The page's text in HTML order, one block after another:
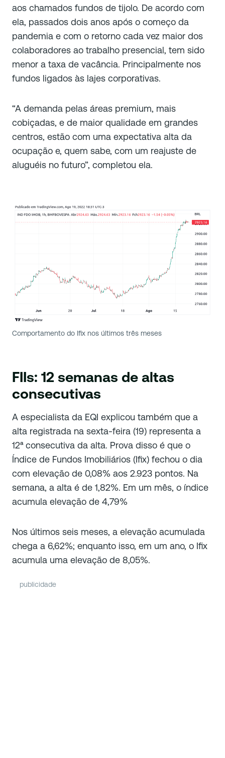
aos chamados fundos de tijolo. De acordo com
ela, passados dois anos após o começo da
pandemia e com o retorno cada vez maior dos
colaboradores ao trabalho presencial, tem sido
menor a taxa de vacância. Principalmente nos
fundos ligados às lajes corporativas.
“A demanda pelas áreas premium, mais
cobiçadas, e de maior qualidade em grandes
centros, estão com uma expectativa alta da
ocupação e, quem sabe, com um reajuste de
aluguéis no futuro”, completou ela.
Comportamento do Ifix nos últimos três meses
FIIs: 12 semanas de altas
consecutivas
A especialista da EQI explicou também que a
alta registrada na sexta-feira (19) representa a
12ª consecutiva da alta. Prova disso é que o
Índice de Fundos Imobiliários (Ifix) fechou o dia
com elevação de 0,08% aos 2.923 pontos. Na
semana, a alta é de 1,82%. Em um mês, o índice
acumula elevação de 4,79%
Nos últimos seis meses, a elevação acumulada
chega a 6,62%; enquanto isso, em um ano, o Ifix
acumula uma elevação de 8,05%.
publicidade